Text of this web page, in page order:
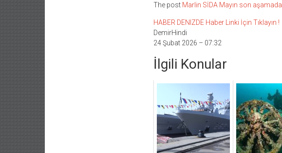
The post Marlin SİDA Mayın son aşamada
HABER DENIZDE Haber Linki İçin Tıklayın !
DemirHindi
24 Şubat 2026 – 07:32
İlgili Konular